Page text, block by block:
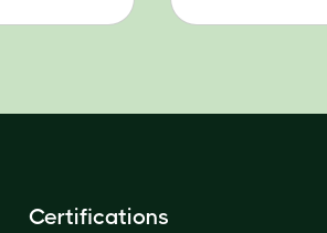
Certifications